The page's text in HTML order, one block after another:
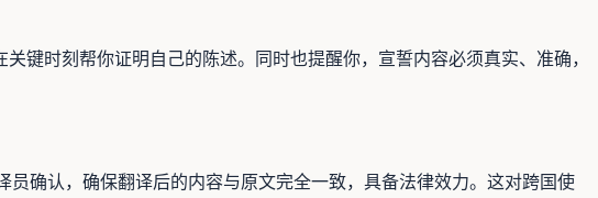
键时刻帮你证明自己的陈述。同时也提醒你，宣誓内容必须真实、准确，
确认，确保翻译后的内容与原文完全一致，具备法律效力。这对跨国使